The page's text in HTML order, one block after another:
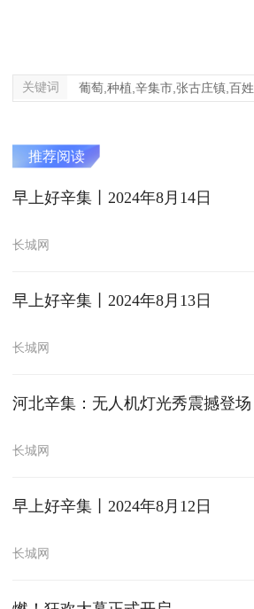
关键词 葡萄,种植,辛集市,张古庄镇,百姓
推荐阅读
早上好辛集丨2024年8月14日
长城网
早上好辛集丨2024年8月13日
长城网
河北辛集：无人机灯光秀震撼登场
长城网
早上好辛集丨2024年8月12日
长城网